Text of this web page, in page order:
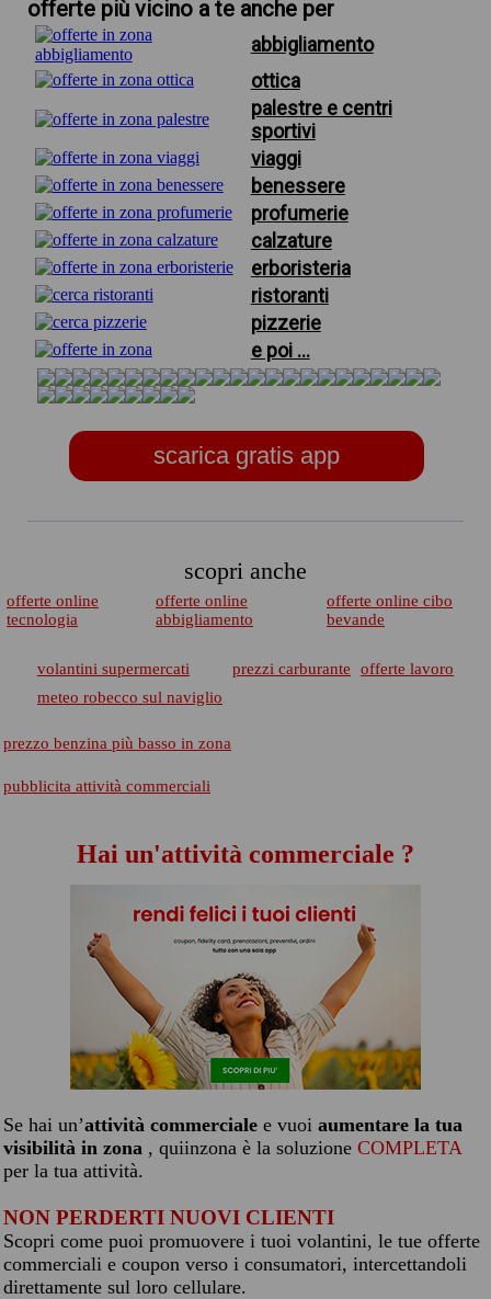
offerte più vicino a te anche per
abbigliamento
ottica
palestre e centri
sportivi
viaggi
benessere
profumerie
calzature
erboristeria
ristoranti
pizzerie
e poi ...
scarica gratis app
scopri anche
offerte online
tecnologia
offerte online
abbigliamento
offerte online cibo
bevande
volantini supermercati prezzi carburante
offerte lavoro
meteo robecco sul naviglio
prezzo benzina più basso in zona
pubblicita attività commerciali
Hai un'attività commerciale ?
Se hai un’attività commerciale e vuoi aumentare la tua
visibilità in zona , quiinzona è la soluzione COMPLETA
per la tua attività.
NON PERDERTI NUOVI CLIENTI
Scopri come puoi promuovere i tuoi volantini, le tue offerte
commerciali e coupon verso i consumatori, intercettandoli
direttamente sul loro cellulare.